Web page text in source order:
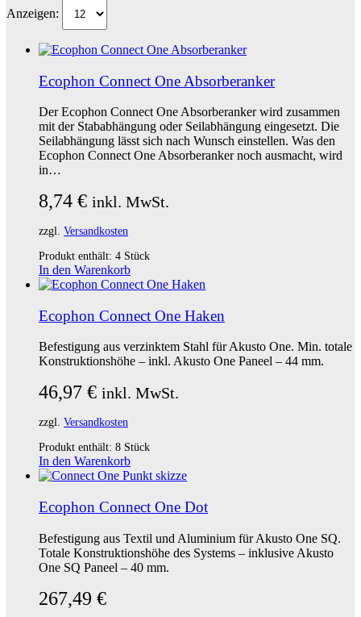
Anzeigen:
Ecophon Connect One Absorberanker
Der Ecophon Connect One Absorberanker wird zusammen
mit der Stababhängung oder Seilabhängung eingesetzt. Die
Seilabhängung lässt sich nach Wunsch einstellen. Was den
Ecophon Connect One Absorberanker noch ausmacht, wird
in…
8,74 € inkl. MwSt.
zzgl. Versandkosten
Produkt enthält: 4 Stück
In den Warenkorb
Ecophon Connect One Haken
Befestigung aus verzinktem Stahl für Akusto One. Min. totale
Konstruktionshöhe – inkl. Akusto One Paneel – 44 mm.
46,97 € inkl. MwSt.
zzgl. Versandkosten
Produkt enthält: 8 Stück
In den Warenkorb
Ecophon Connect One Dot
Befestigung aus Textil und Aluminium für Akusto One SQ.
Totale Konstruktionshöhe des Systems – inklusive Akusto
One SQ Paneel – 40 mm.
267,49 €